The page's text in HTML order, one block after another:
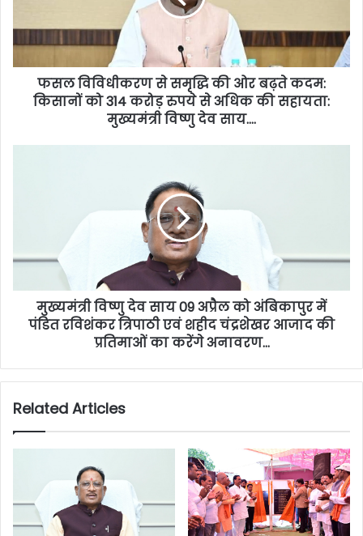
फसल विविधीकरण से समृद्धि की ओर बढ़ते कदम:
किसानों को 314 करोड़ रुपये से अधिक की सहायता:
मुख्यमंत्री विष्णु देव साय….
मुख्यमंत्री विष्णु देव साय 09 अप्रैल को अंबिकापुर में
पंडित रविशंकर त्रिपाठी एवं शहीद चंद्रशेखर आजाद की
प्रतिमाओं का करेंगे अनावरण…
Related Articles